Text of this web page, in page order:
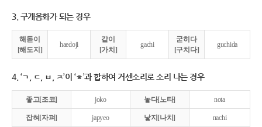
3. 구개음화가 되는 경우
해돋이
[해도지]
haedoji
같이
[가치]
gachi
굳히다
[구치다]
guchida
4. ‘ㄱ, ㄷ, ㅂ, ㅈ’이 ‘ㅎ’과 합하여 거센소리로 소리 나는 경우
좋고[조코] joko 놓다[노타] nota
잡혀[자펴] japyeo 낳지[나치] nachi